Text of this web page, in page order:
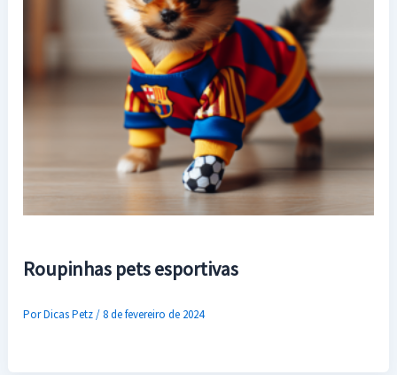
Roupinhas pets esportivas
PorDicas Petz/8 de fevereiro de 2024